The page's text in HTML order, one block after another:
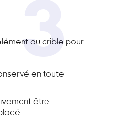
3
au crible pour
en toute
être